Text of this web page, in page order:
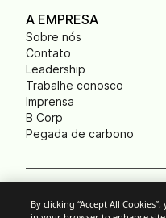
A EMPRESA
Sobre nós
Contato
Leadership
Trabalhe conosco
Imprensa
B Corp
Pegada de carbono
Cookies
By clicking “Accept All